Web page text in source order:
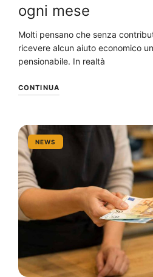
ogni mese
Molti pensano che senza
ricevere alcun aiuto economico
pensionabile. In realtà
CONTINUA
NEWS